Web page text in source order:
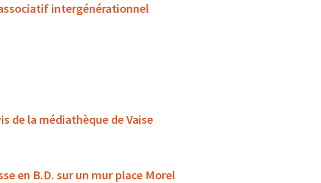
intergénérationnel
de la médiathèque de Vaise
en B.D. sur un mur place Morel